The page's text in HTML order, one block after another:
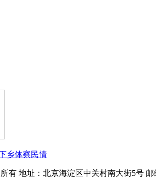
乡体察民情
有 地址：北京海淀区中关村南大街5号 邮